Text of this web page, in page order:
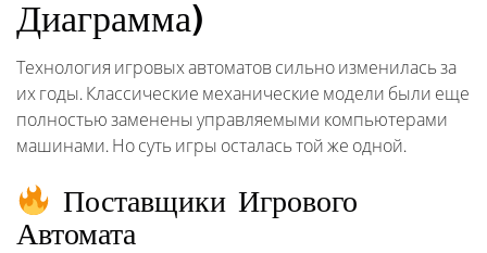
Диаграмма)
Технология игровых автоматов сильно изменилась за
их годы. Классические механические модели были еще
полностью заменены управляемыми компьютерами
машинами. Но суть игры осталась той же одной.
Поставщики Игрового
Автомата